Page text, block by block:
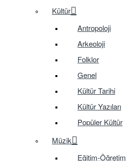
Kültür
Antropoloji
Arkeoloji
Folklor
Genel
Kültür Tarihi
Kültür Yazıları
Popüler Kültür
Müzik
Eğitim-Öğretim